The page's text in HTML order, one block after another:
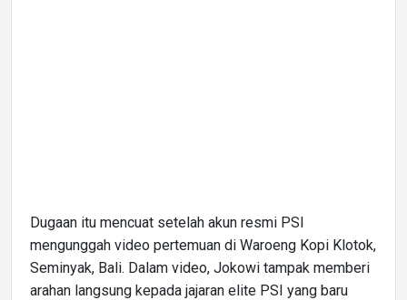
Dugaan itu mencuat setelah akun resmi PSI
mengunggah video pertemuan di Waroeng Kopi Klotok,
Seminyak, Bali. Dalam video, Jokowi tampak memberi
arahan langsung kepada jajaran elite PSI yang baru